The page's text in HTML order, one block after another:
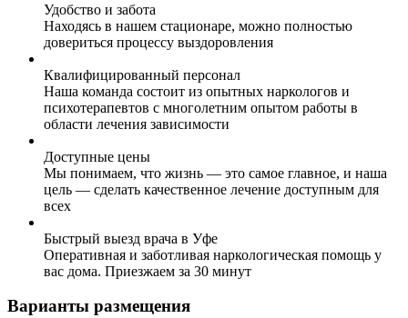
Удобство и забота
Находясь в нашем стационаре, можно полностью
довериться процессу выздоровления
Квалифицированный персонал
Наша команда состоит из опытных наркологов и
психотерапевтов с многолетним опытом работы в
области лечения зависимости
Доступные цены
Мы понимаем, что жизнь — это самое главное, и наша
цель — сделать качественное лечение доступным для
всех
Быстрый выезд врача в Уфе
Оперативная и заботливая наркологическая помощь у
вас дома. Приезжаем за 30 минут
Варианты размещения